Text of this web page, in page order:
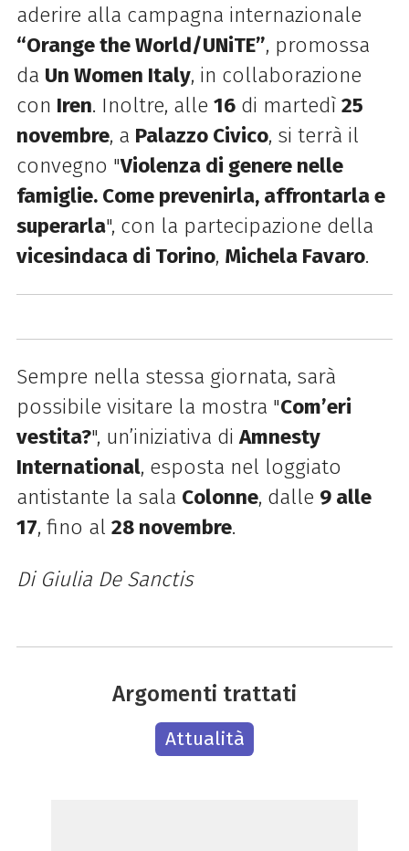
aderire alla campagna internazionale
“Orange the World/UNiTE”, promossa
da Un Women Italy, in collaborazione
con Iren. Inoltre, alle 16di martedì 25
novembre, a Palazzo Civico, si terrà il
convegno "Violenza di genere nelle
famiglie. Come prevenirla, affrontarla e
superarla", con la partecipazione della
vicesindaca di Torino, Michela Favaro.
Sempre nella stessa giornata, sarà
possibile visitare la mostra "Com’eri
vestita?", un’iniziativa diAmnesty
International, esposta nel loggiato
antistante la sala Colonne, dalle 9 alle
17, fino al 28 novembre.
Di Giulia De Sanctis
Argomenti trattati
Attualità